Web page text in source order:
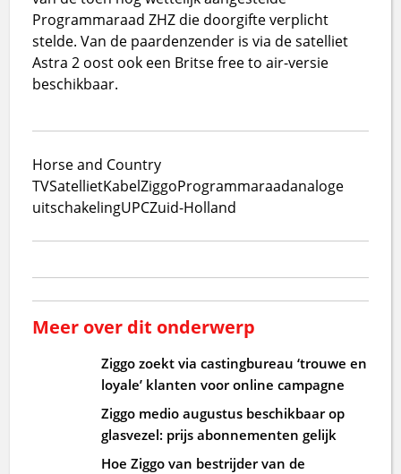
Programmaraad ZHZ die doorgifte verplicht
stelde. Van de paardenzender is via de satelliet
Astra 2 oost ook een Britse free to air-versie
beschikbaar.
Horse and Country
TVSatellietKabelZiggoProgrammaraadanaloge
uitschakelingUPCZuid-Holland
Meer over dit onderwerp
Ziggo zoekt via castingbureau ‘trouwe en
loyale’ klanten voor online campagne
Ziggo medio augustus beschikbaar op
glasvezel: prijs abonnementen gelijk
Hoe Ziggo van bestrijder van de